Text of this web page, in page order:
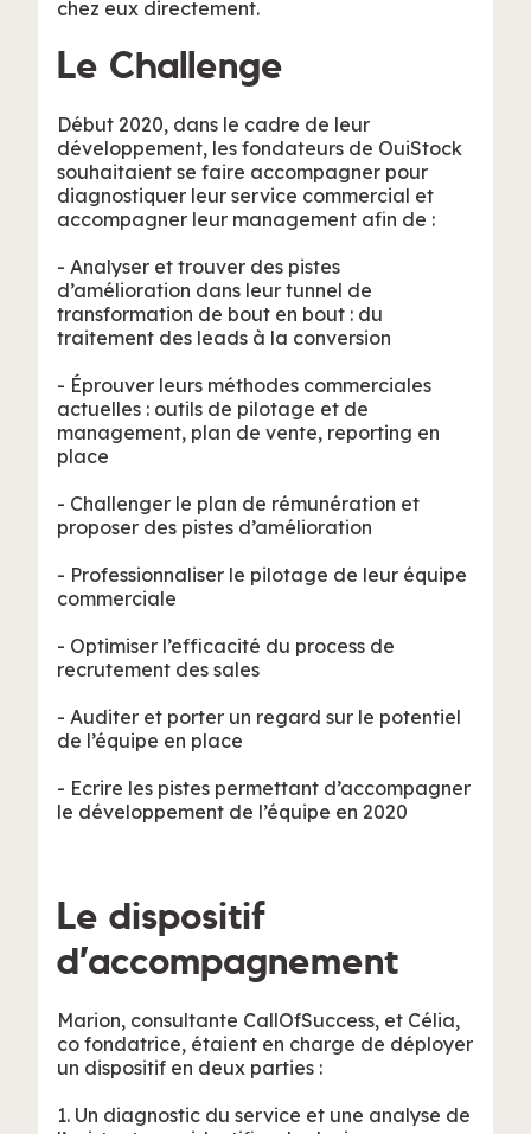
chez eux directement.
Le Challenge
Début 2020, dans le cadre de leur
développement, les fondateurs de OuiStock
souhaitaient se faire accompagner pour
diagnostiquer leur service commercial et
accompagner leur management afin de :
- Analyser et trouver des pistes
d’amélioration dans leur tunnel de
transformation de bout en bout : du
traitement des leads à la conversion
- Éprouver leurs méthodes commerciales
actuelles : outils de pilotage et de
management, plan de vente, reporting en
place
- Challenger le plan de rémunération et
proposer des pistes d’amélioration
- Professionnaliser le pilotage de leur équipe
commerciale
- Optimiser l’efficacité du process de
recrutement des sales
- Auditer et porter un regard sur le potentiel
de l’équipe en place
- Ecrire les pistes permettant d’accompagner
le développement de l’équipe en 2020
Le dispositif
d’accompagnement
Marion, consultante CallOfSuccess, et Célia,
co fondatrice, étaient en charge de déployer
un dispositif en deux parties :
1. Un diagnostic du service et une analyse de